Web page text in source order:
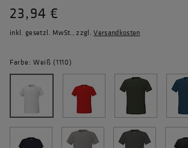
23,94 €
inkl. gesetzl. MwSt., zzgl.Versandkosten
Farbe: Weiß (1110)